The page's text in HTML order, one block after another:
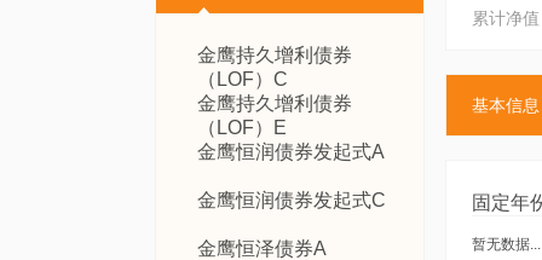
金鹰持久增利债券
（LOF）C
金鹰持久增利债券
（LOF）E
金鹰恒润债券发起式A
金鹰恒润债券发起式C
金鹰恒泽债券A
累计净值
基本信息
固定年
暂无数据...